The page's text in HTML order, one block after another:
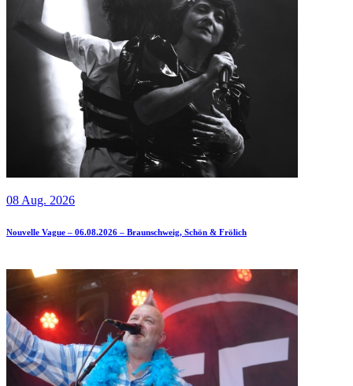
08 Aug. 2026
Nouvelle Vague – 06.08.2026 – Braunschweig, Schön & Frölich